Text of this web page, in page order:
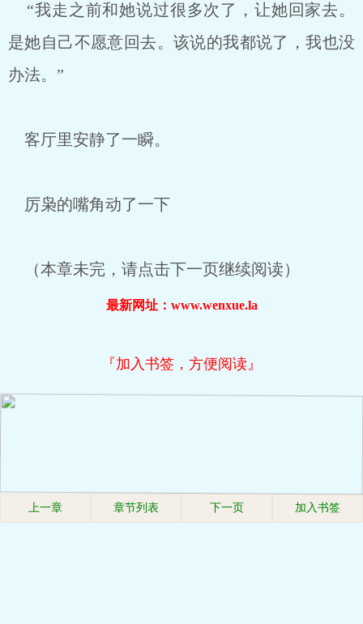
“我走之前和她说过很多次了，让她回家去。
是她自己不愿意回去。该说的我都说了，我也没
办法。”
客厅里安静了一瞬。
厉枭的嘴角动了一下
（本章未完，请点击下一页继续阅读）
最新网址：www.wenxue.la
『加入书签，方便阅读』
上一章 章节列表 下一页 加入书签